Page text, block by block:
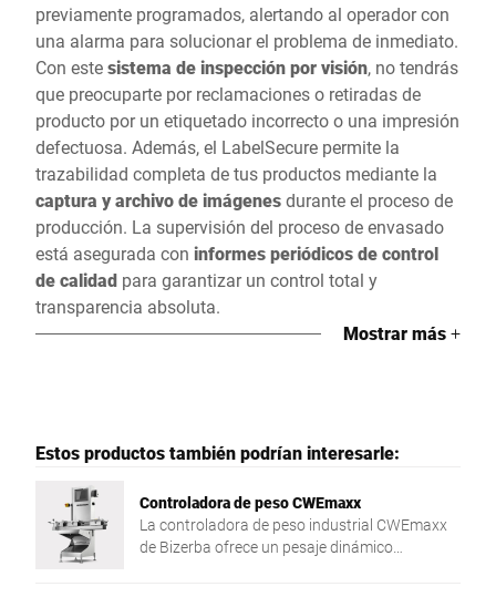
previamente programados, alertando al operador con
una alarma para solucionar el problema de inmediato.
Con estesistema de inspección por visión, no tendrás
que preocuparte por reclamaciones o retiradas de
producto por un etiquetado incorrecto o una impresión
defectuosa. Además, el LabelSecure permite la
trazabilidad completa de tus productos mediante la
captura y archivo de imágenesdurante el proceso de
producción. La supervisión del proceso de envasado
está asegurada con informes periódicos de control
de calidad para garantizar un control total y
transparencia absoluta.
Mostrar más+
Estos productos también podrían interesarle:
Controladora de peso CWEmaxx
La controladora de peso industrial CWEmaxx
de Bizerba ofrece un pesaje dinámico